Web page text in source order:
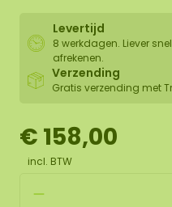
Levertijd
8 werkdagen. Liever
afrekenen.
Verzending
Gratis verzending met
€ 158,00
incl. BTW